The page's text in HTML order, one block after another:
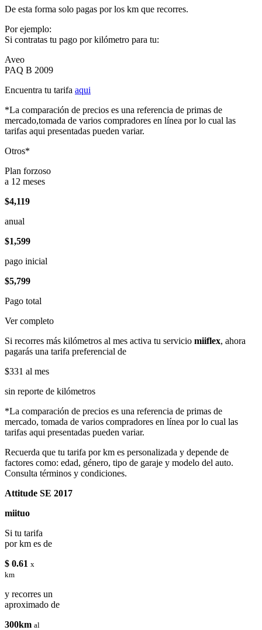
De esta forma solo pagas por los km que recorres.
Por ejemplo:
Si contratas tu pago por kilómetro para tu:
Aveo
PAQ B 2009
Encuentra tu tarifa aqui
*La comparación de precios es una referencia de primas de
mercado,tomada de varios compradores en línea por lo cual las
tarifas aqui presentadas pueden variar.
Otros*
Plan forzoso
a 12 meses
$4,119
anual
$1,599
pago inicial
$5,799
Pago total
Ver completo
Si recorres más kilómetros al mes activa tu servicio miiflex, ahora
pagarás una tarifa preferencial de
$331 al mes
sin reporte de kilómetros
*La comparación de precios es una referencia de primas de
mercado, tomada de varios compradores en línea por lo cual las
tarifas aqui presentadas pueden variar.
Recuerda que tu tarifa por km es personalizada y depende de
factores como: edad, género, tipo de garaje y modelo del auto.
Consulta términos y condiciones.
Attitude SE 2017
miituo
Si tu tarifa
por km es de
$ 0.61 x
km
y recorres un
aproximado de
300km al